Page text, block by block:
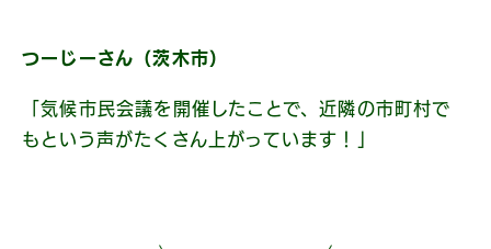
つーじーさん（茨木市）
「気候市民会議を開催したことで、近隣の市町村で
もという声がたくさん上がっています！」